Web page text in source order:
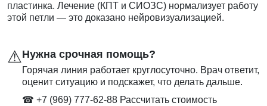
пластинка. Лечение (КПТ и СИОЗС) нормализует работу
этой петли — это доказано нейровизуализацией.
⚠Нужна срочная помощь?
Горячая линия работает круглосуточно. Врач ответит,
оценит ситуацию и подскажет, что делать дальше.
☎ +7 (969) 777-62-88 Рассчитать стоимость